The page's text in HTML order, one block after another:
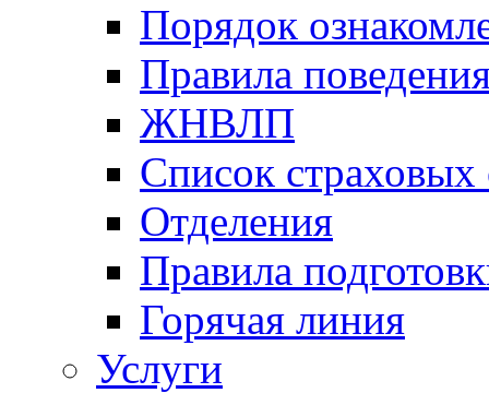
Порядок
Правила
ЖНВЛП
Список страховых
Отделения
Правила
Горячая линия
Услуги